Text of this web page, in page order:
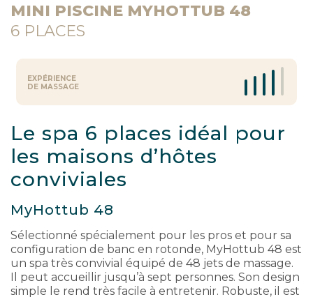
MINI PISCINE MYHOTTUB 48
6 PLACES
EXPÉRIENCE
DE MASSAGE
Le spa 6 places idéal pour
les maisons d’hôtes
conviviales
MyHottub 48
Sélectionné spécialement pour les pros et pour sa
configuration de banc en rotonde, MyHottub 48 est
un spa très convivial équipé de 48 jets de massage.
Il peut accueillir jusqu’à sept personnes. Son design
simple le rend très facile à entretenir. Robuste, il est